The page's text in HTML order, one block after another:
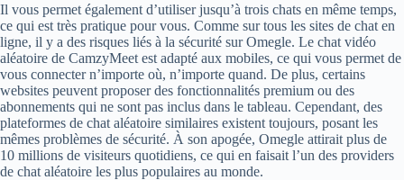
Il vous permet également d’utiliser jusqu’à trois chats en même temps,
ce qui est très pratique pour vous. Comme sur tous les sites de chat en
ligne, il y a des risques liés à la sécurité sur Omegle. Le chat vidéo
aléatoire de CamzyMeet est adapté aux mobiles, ce qui vous permet de
vous connecter n’importe où, n’importe quand. De plus, certains
websites peuvent proposer des fonctionnalités premium ou des
abonnements qui ne sont pas inclus dans le tableau. Cependant, des
plateformes de chat aléatoire similaires existent toujours, posant les
mêmes problèmes de sécurité. À son apogée, Omegle attirait plus de
10 millions de visiteurs quotidiens, ce qui en faisait l’un des providers
de chat aléatoire les plus populaires au monde.